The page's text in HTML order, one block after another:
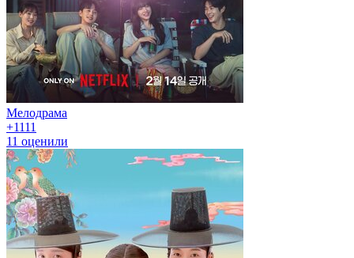
Мелодрама
+1111
11 оценили